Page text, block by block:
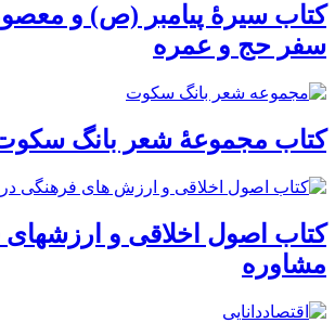
کتاب سیرۀ پیامبر (ص) و
سفر حج و عمره
کتاب مجموعۀ شعر بانگ
کتاب اصول اخلاقی و ارزشهای
مشاوره